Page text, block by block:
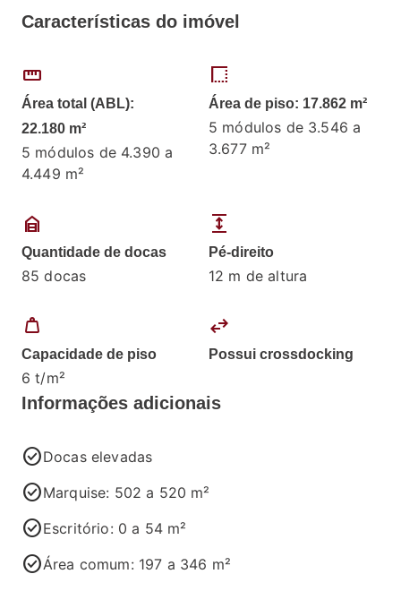
Características do imóvel
straighten
Área total (ABL):
22.180 m²
5 módulos de 4.390 a
4.449 m²
border_style
Área de piso: 17.862 m²
5 módulos de 3.546 a
3.677 m²
garage_home
Quantidade de docas
85 docas
expand
Pé-direito
12 m de altura
weight
Capacidade de piso
6 t/m²
swap_horiz
Possui crossdocking
Informações adicionais
check_circleDocas elevadas
check_circleMarquise: 502 a 520 m²
check_circleEscritório: 0 a 54 m²
check_circleÁrea comum: 197 a 346 m²